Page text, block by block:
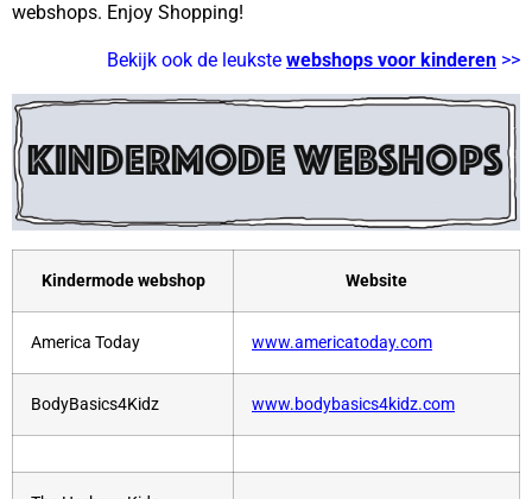
webshops. Enjoy Shopping!
Bekijk ook de leukste webshops voor kinderen >>
Kindermode webshop Website
America Today www.americatoday.com
BodyBasics4Kidz www.bodybasics4kidz.com